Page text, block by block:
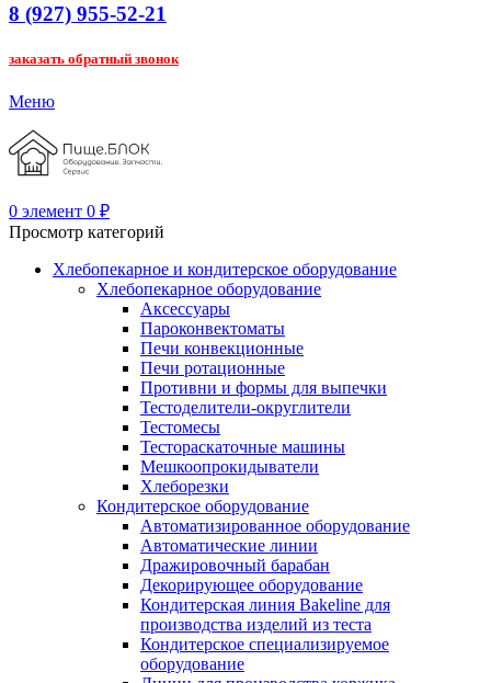
8 (927) 955-52-21
заказать обратный звонок
Меню
0 элемент 0 ₽
Просмотр категорий
Хлебопекарное и кондитерское оборудование
Хлебопекарное оборудование
Аксессуары
Пароконвектоматы
Печи конвекционные
Печи ротационные
Противни и формы для выпечки
Тестоделители-округлители
Тестомесы
Тестораскаточные машины
Мешкоопрокидыватели
Хлеборезки
Кондитерское оборудование
Автоматизированное оборудование
Автоматические линии
Дражировочный барабан
Декорирующее оборудование
Кондитерская линия Bakeline для
производства изделий из теста
Кондитерское специализируемое
оборудование